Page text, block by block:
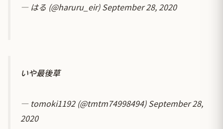
— はる (@haruru_eir)September 28, 2020
いや最後草
— tomoki1192 (@tmtm74998494)September 28,
2020